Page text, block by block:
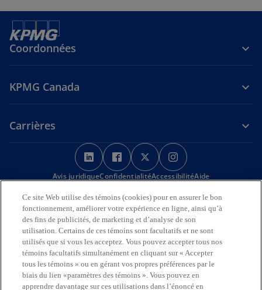
Coordonnées
KPMG Canada
Carrières
s
’
o
v
r
e
d
a
n
s
’
o
u
v
r
e
d
a
n
s
’
o
v
r
e
d
a
n
’
o
v
r
e
d
a
n
Avis juridiqueConfidentialitéAccessibilitéAide
Nous reconnaissons en toute déférence que les bureaux de KPMG
sur l’Île de la Tortue (Amérique du Nord) sont situés sur les
territoires traditionnels, visés par traité et non cédés des Premières
Nations, des Inuits et des Métis.
© 2026 KPMG s.r.l./S.E.N.C.R.L., société à responsabilité limitée de
l’Ontario et cabinet membre de l’organisation mondiale KPMG de
cabinets indépendants affiliés à KPMG International Limited, société
de droit anglais à responsabilité limitée par garantie. Tous droits
Ce site Web utilise des témoins (cookies) pour en assurer le bon
fonctionnement, améliorer votre expérience en ligne, ainsi qu’à
des fins de publicités, de marketing et d’analyse de son
utilisation. Certains de ces témoins sont facultatifs et ne sont
utilisés que si vous les acceptez. Vous pouvez accepter tous nos
témoins facultatifs simultanément en cliquant sur « Accepter
tous les témoins » ou en gérant vos propres préférences par le
biais du lien «paramètres des témoins ». Vous pouvez en
apprendre davantage sur ces utilisations dans l’énoncé en